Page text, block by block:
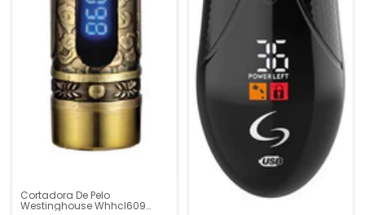
Cortadora De Pelo
Westinghouse Whhcl609